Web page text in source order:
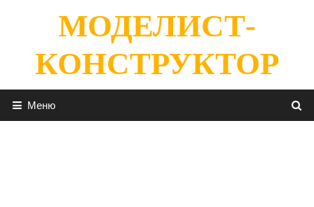
содержимомуМОДЕЛИСТ-
КОНСТРУКТОР
Меню